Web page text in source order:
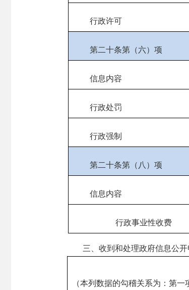
行政许可
第二十条第（六）项
信息内容
行政处罚
行政强制
第二十条第（八）项
信息内容
行政事业性收费
三、收到和处理政府信息公
（本列数据的勾稽关系为：第